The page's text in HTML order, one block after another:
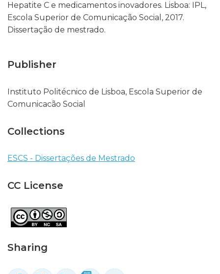
Hepatite C e medicamentos inovadores. Lisboa: IPL,
Escola Superior de Comunicação Social, 2017.
Dissertação de mestrado.
Publisher
Instituto Politécnico de Lisboa, Escola Superior de
Comunicacão Social
Collections
ESCS - Dissertações de Mestrado
CC License
Sharing